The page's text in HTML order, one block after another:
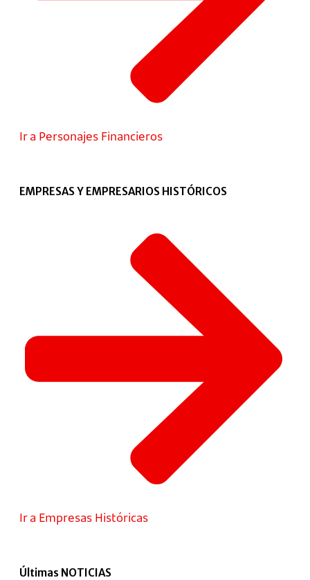
Ir a Personajes Financieros
EMPRESAS Y EMPRESARIOS HISTÓRICOS
Ir a Empresas Históricas
Últimas NOTICIAS